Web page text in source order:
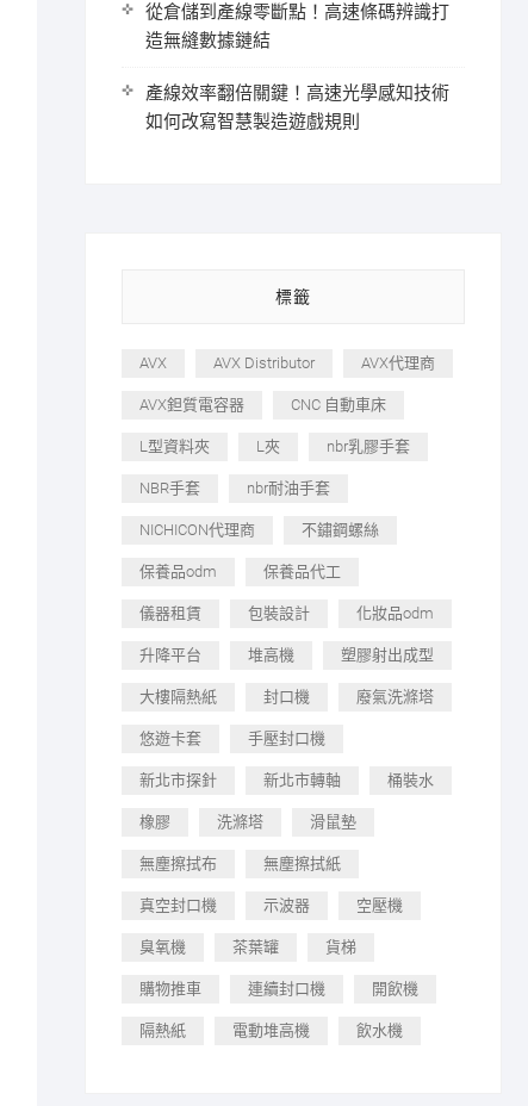
從倉儲到產線零斷點！高速條碼辨識打
造無縫數據鏈結
產線效率翻倍關鍵！高速光學感知技術
如何改寫智慧製造遊戲規則
標籤
AVX AVX Distributor AVX代理商
AVX鉭質電容器 CNC 自動車床
L型資料夾 L夾 nbr乳膠手套
NBR手套 nbr耐油手套
NICHICON代理商 不鏽鋼螺絲
保養品odm 保養品代工
儀器租賃 包裝設計 化妝品odm
升降平台 堆高機 塑膠射出成型
大樓隔熱紙 封口機 廢氣洗滌塔
悠遊卡套 手壓封口機
新北市探針 新北市轉軸 桶裝水
橡膠 洗滌塔 滑鼠墊
無塵擦拭布 無塵擦拭紙
真空封口機 示波器 空壓機
臭氧機 茶葉罐 貨梯
購物推車 連續封口機 開飲機
隔熱紙 電動堆高機 飲水機